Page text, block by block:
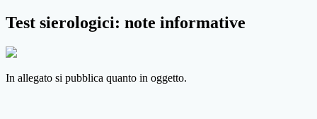
Test sierologici: note informative
In allegato si pubblica quanto in oggetto.